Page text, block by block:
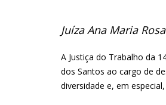
Juíza Ana Maria
A Justiça do Trabalho da
dos Santos ao cargo de
diversidade e, em